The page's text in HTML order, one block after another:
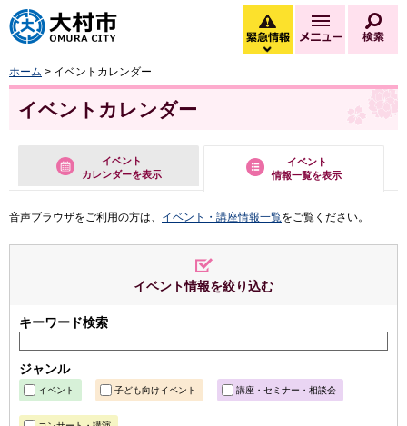
大村市
緊急情報
緊急情報を開く
メニュー
ホーム > イベントカレンダー
イベントカレンダー
イベント
カレンダーを表示
イベント
情報一覧を表示
音声ブラウザをご利用の方は、 イベント・講座情報一覧をご覧ください。
イベント情報を絞り込む
キーワード検索
ジャンル
イベント 子ども向けイベント 講座・セミナー・相談会